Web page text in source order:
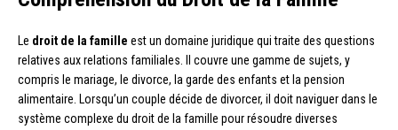
Le droit de la famille est un domaine juridique qui traite des questions
relatives aux relations familiales. Il couvre une gamme de sujets, y
compris le mariage, le divorce, la garde des enfants et la pension
alimentaire. Lorsqu’un couple décide de divorcer, il doit naviguer dans le
système complexe du droit de la famille pour résoudre diverses